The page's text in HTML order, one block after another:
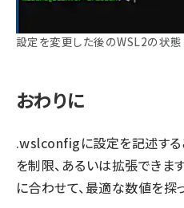
設定を変更した後のWSL2の状態
おわりに
.wslconfigに設定を記述する
を制限、あるいは拡張できま
に合わせて、最適な数値を探